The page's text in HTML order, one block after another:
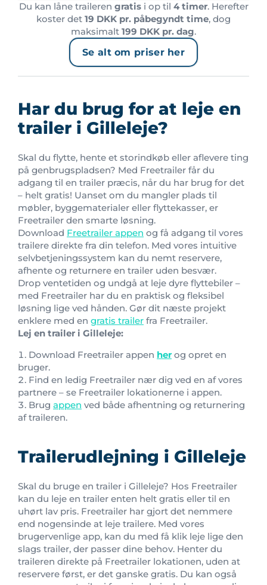
Du kan låne traileren gratisi op til 4 timer. Herefter
koster det 19 DKK pr. påbegyndt time, dog
maksimalt 199 DKK pr. dag.
Se alt om priser her
Har du brug for at leje en
trailer i Gilleleje?
Skal du flytte, hente et storindkøb eller aflevere ting
på genbrugspladsen? Med Freetrailer får du
adgang til en trailer præcis, når du har brug for det
– helt gratis! Uanset om du mangler plads til
møbler, byggematerialer eller flyttekasser, er
Freetrailer den smarte løsning.
Download Freetrailer appen og få adgang til vores
trailere direkte fra din telefon. Med vores intuitive
selvbetjeningssystem kan du nemt reservere,
afhente og returnere en trailer uden besvær.
Drop ventetiden og undgå at leje dyre flyttebiler –
med Freetrailer har du en praktisk og fleksibel
løsning lige ved hånden. Gør dit næste projekt
enklere med en gratis trailer fra Freetrailer.
Lej en trailer i Gilleleje:
Download Freetrailer appen her og opret en
bruger.
Find en ledig Freetrailer nær dig ved en af vores
partnere – se Freetrailer lokationerne i appen.
Brug appen ved både afhentning og returnering
af traileren.
Trailerudlejning i Gilleleje
Skal du bruge en trailer i Gilleleje? Hos Freetrailer
kan du leje en trailer enten helt gratis eller til en
uhørt lav pris. Freetrailer har gjort det nemmere
end nogensinde at leje trailere. Med vores
brugervenlige app, kan du med få klik leje lige den
slags trailer, der passer dine behov. Henter du
traileren direkte på Freetrailer lokationen, uden at
reservere først, er det ganske gratis. Du kan også